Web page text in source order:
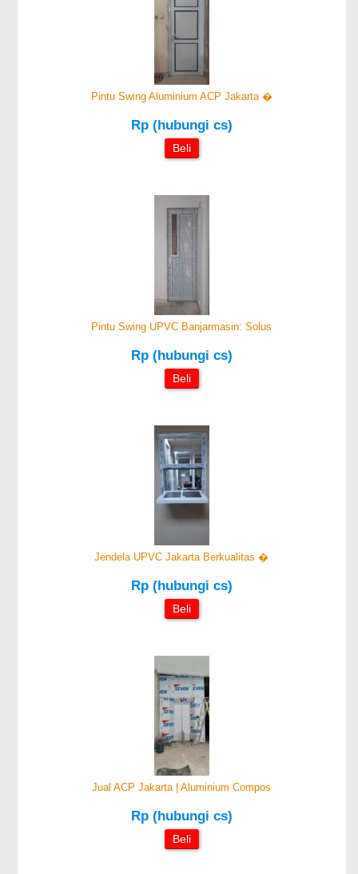
Pintu Swing Aluminium ACP Jakarta �
Rp (hubungi cs)
Beli
Pintu Swing UPVC Banjarmasin: Solus
Rp (hubungi cs)
Beli
Jendela UPVC Jakarta Berkualitas �
Rp (hubungi cs)
Beli
Jual ACP Jakarta | Aluminium Compos
Rp (hubungi cs)
Beli